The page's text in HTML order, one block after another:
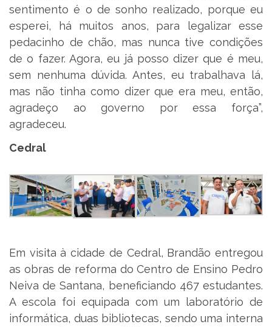
sentimento é o de sonho realizado, porque eu
esperei, há muitos anos, para legalizar esse
pedacinho de chão, mas nunca tive condições
de o fazer. Agora, eu já posso dizer que é meu,
sem nenhuma dúvida. Antes, eu trabalhava lá,
mas não tinha como dizer que era meu, então,
agradeço ao governo por essa força”,
agradeceu.
Cedral
Em visita à cidade de Cedral, Brandão entregou
as obras de reforma do Centro de Ensino Pedro
Neiva de Santana, beneficiando 467 estudantes.
A escola foi equipada com um laboratório de
informática, duas bibliotecas, sendo uma interna